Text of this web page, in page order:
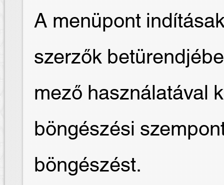
A menüpont
szerzők
mező használatával
böngészési
böngészést.